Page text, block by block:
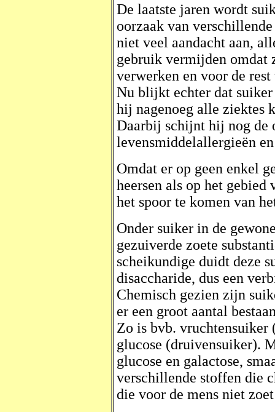
De laatste jaren wordt
oorzaak van
niet veel aandacht aan,
gebruik vermijden omdat
verwerken en voor de
Nu blijkt echter dat suiker
hij nagenoeg alle ziektes
Daarbij schijnt hij nog de
levensmiddelallergieën
Omdat er op geen enkel
heersen als op het gebied
het spoor te komen van
Onder suiker in de
gezuiverde zoete
scheikundige duidt deze
disaccharide, dus een
Chemisch gezien zijn
er een groot aantal
Zo is bvb. vruchtensuiker
glucose (druivensuiker).
glucose en galactose,
verschillende stoffen die
die voor de mens niet